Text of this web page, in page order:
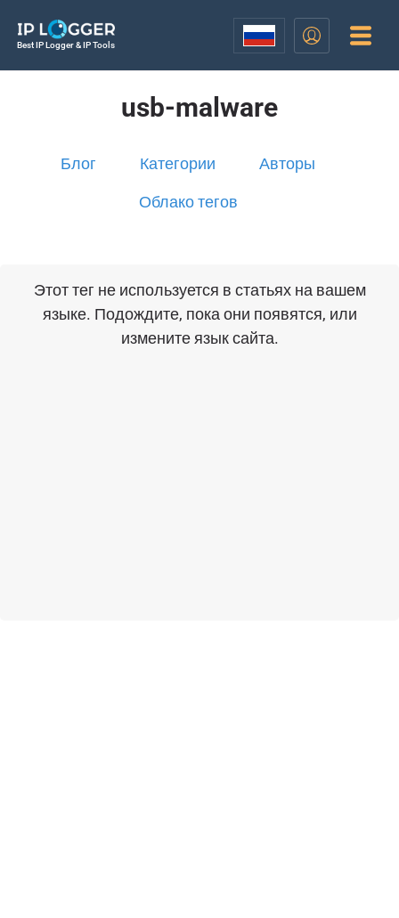
Best IP Logger & IP Tools
usb-malware
Блог Категории Авторы
Облако тегов